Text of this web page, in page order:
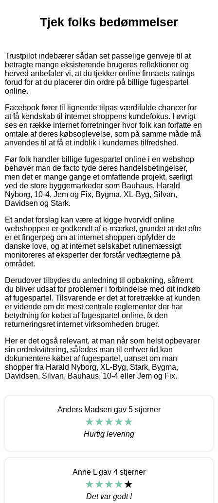
Tjek folks bedømmelser
Trustpilot indebærer sådan set passelige genveje til at
betragte mange eksisterende brugeres reflektioner og
herved anbefaler vi, at du tjekker online firmaets ratings
forud for at du placerer din ordre på billige fugespartel
online.
Facebook fører til lignende tilpas værdifulde chancer for
at få kendskab til internet shoppens kundefokus. I øvrigt
ses en række internet forretninger hvor folk kan forfatte en
omtale af deres købsoplevelse, som på samme måde må
anvendes til at få et indblik i kundernes tilfredshed.
Før folk handler billige fugespartel online i en webshop
behøver man de facto tyde deres handelsbetingelser,
men det er mange gange et omfattende projekt, særligt
ved de store byggemarkeder som Bauhaus, Harald
Nyborg, 10-4, Jem og Fix, Bygma, XL-Byg, Silvan,
Davidsen og Stark.
Et andet forslag kan være at kigge hvorvidt online
webshoppen er godkendt af e-mærket, grundet at det ofte
er et fingerpeg om at internet shoppen opfylder de
danske love, og at internet selskabet rutinemæssigt
monitoreres af eksperter der forstår vedtægterne på
området.
Derudover tilbydes du anledning til opbakning, såfremt
du bliver udsat for problemer i forbindelse med dit indkøb
af fugespartel. Tilsvarende er det at foretrække at kunden
er vidende om de mest centrale reglementer der har
betydning for købet af fugespartel online, fx den
returneringsret internet virksomheden bruger.
Her er det også relevant, at man når som helst opbevarer
sin ordrekvittering, således man til enhver tid kan
dokumentere købet af fugespartel, uanset om man
shopper fra Harald Nyborg, XL-Byg, Stark, Bygma,
Davidsen, Silvan, Bauhaus, 10-4 eller Jem og Fix.
Anders Madsen gav 5 stjerner
Hurtig levering
Anne L gav 4 stjerner
Det var godt !